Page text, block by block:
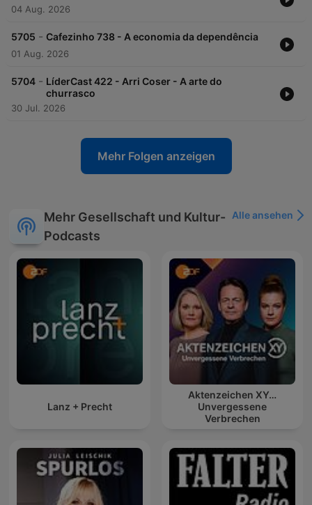
04 Aug. 2026
5705 - Cafezinho 738 - A economia da dependência
01 Aug. 2026
5704 - LíderCast 422 - Arri Coser - A arte do
churrasco
30 Jul. 2026
Mehr Folgen anzeigen
Mehr Gesellschaft und Kultur-
Podcasts
Alle ansehen
Lanz + Precht
Aktenzeichen XY…
Unvergessene
Verbrechen